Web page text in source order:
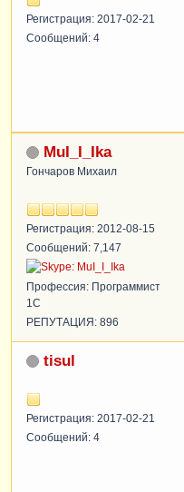
Регистрация: 2017-02-21
Сообщений: 4
MuI_I_Ika
Гончаров Михаил
Регистрация: 2012-08-15
Сообщений: 7,147
Профессия: Программист
1С
РЕПУТАЦИЯ: 896
tisul
Регистрация: 2017-02-21
Сообщений: 4